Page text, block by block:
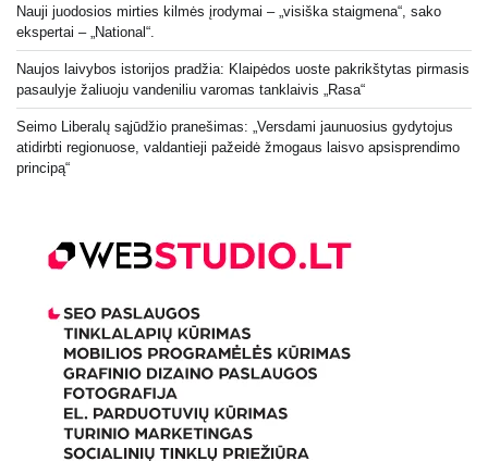
Nauji juodosios mirties kilmės įrodymai – „visiška staigmena“, sako
ekspertai – „National“.
Naujos laivybos istorijos pradžia: Klaipėdos uoste pakrikštytas pirmasis
pasaulyje žaliuoju vandeniliu varomas tanklaivis „Rasa“
Seimo Liberalų sąjūdžio pranešimas: „Versdami jaunuosius gydytojus
atidirbti regionuose, valdantieji pažeidė žmogaus laisvo apsisprendimo
principą“